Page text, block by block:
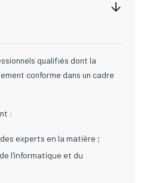
qualifiés dont la
conforme dans un cadre
:
experts en la matière ;
l'informatique et du